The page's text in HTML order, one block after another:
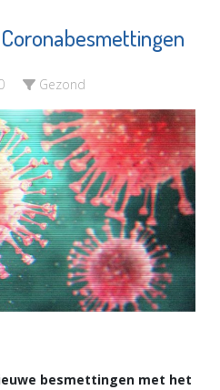
Gezond
besmettingen met het